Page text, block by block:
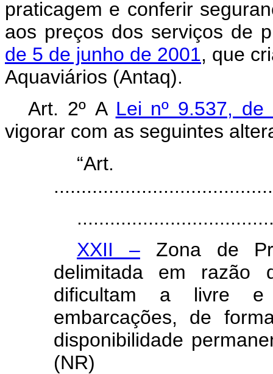
praticagem e conferir
aos preços dos serviços de
de 5 de junho de 2001, que
Aquaviários (Antaq).
Art. 2º A Lei nº 9.537,
vigorar com as seguintes
XXII –Zona de
delimitada em razão
dificultam a livre e
embarcações, de
disponibilidade
(NR)